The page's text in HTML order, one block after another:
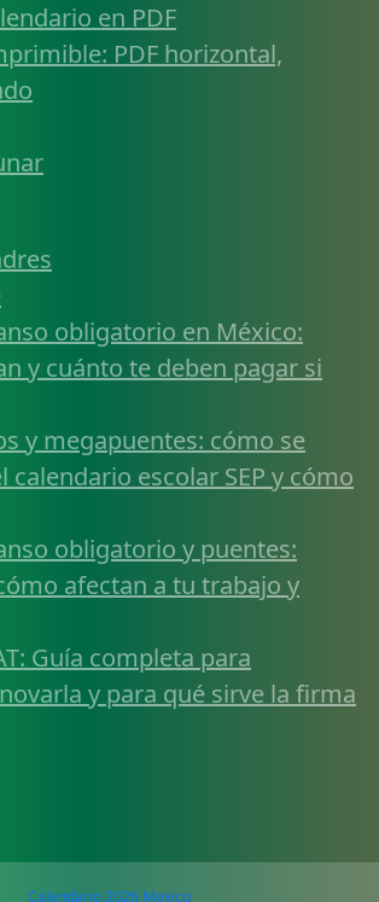
en PDF
PDF horizontal,
obligatorio en México:
y cuánto te deben pagar si
y megapuentes: cómo se
calendario escolar SEP y cómo
obligatorio y puentes:
afectan a tu trabajo y
Guía completa para
y para qué sirve la firma
Calendario 2026 Mexico